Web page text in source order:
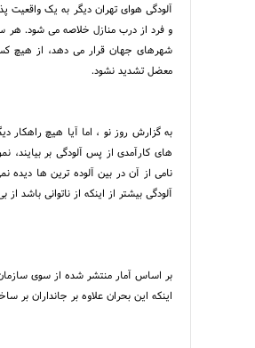
آلودگی هوای تهران دیگر به یک
و فرد از درب منازل خلاصه می شود. هر
شهرهای جهان قرار می دهد، از هیچ
معضل تشدید نشود.
به گزارش روز نو ، اما آیا هیچ راهکار
های کارآمدی از پس آلودگی بر بیایند،
نامی از آن در بین آلوده ترین ها دیده
آلودگی بیشتر از اینکه از ناتوانی
اینکه این بحران علاوه بر جانداران بر